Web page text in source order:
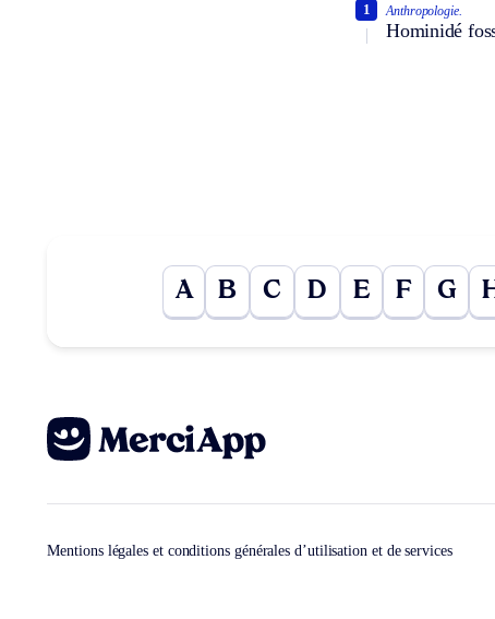
Anthropologie.
Hominidé
1
A B C D E F G
Mentions légales et conditions générales d’utilisation et de services